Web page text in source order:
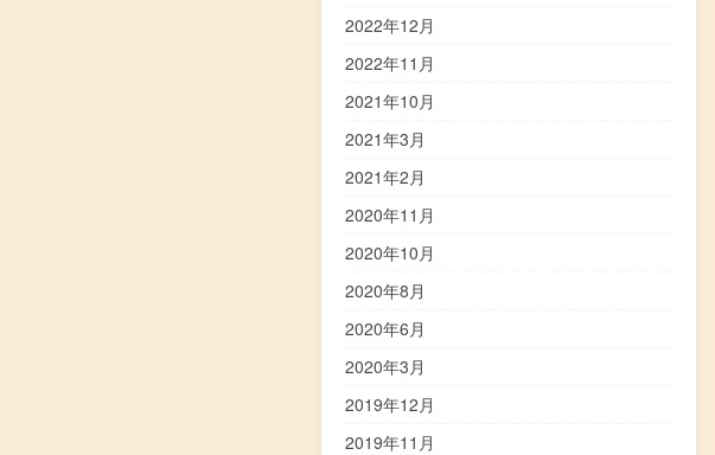
2022年12月
2022年11月
2021年10月
2021年3月
2021年2月
2020年11月
2020年10月
2020年8月
2020年6月
2020年3月
2019年12月
2019年11月